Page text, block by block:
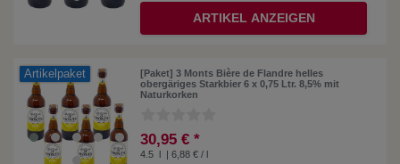
ARTIKEL ANZEIGEN
Artikelpaket
[Paket] 3 Monts Bière de Flandre helles
obergäriges Starkbier 6 x 0,75 Ltr. 8,5% mit
Naturkorken
30,95 € *
4.5 l | 6,88 € / l